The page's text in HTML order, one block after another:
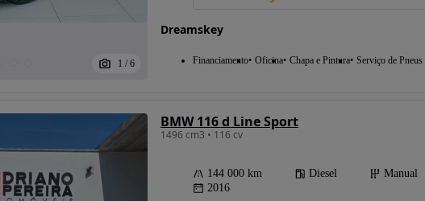
1 / 6
Dreamskey
Financiamento Oficina Chapa e Pintura Serviço de Pneus
BMW 116 d Line Sport
1496 cm3 • 116 cv
144 000 km Diesel
Manual
2016